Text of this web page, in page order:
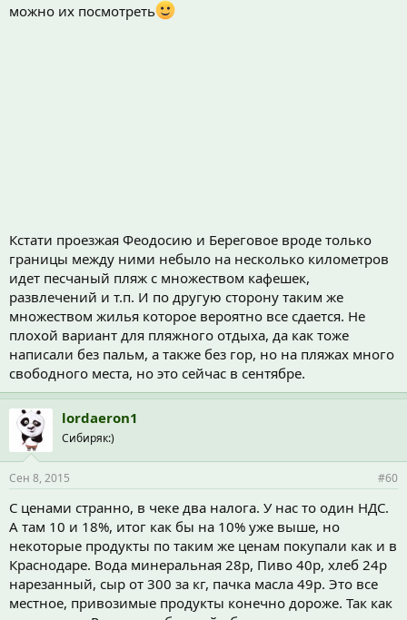
можно их посмотреть
Кстати проезжая Феодосию и Береговое вроде только
границы между ними небыло на несколько километров
идет песчаный пляж с множеством кафешек,
развлечений и т.п. И по другую сторону таким же
множеством жилья которое вероятно все сдается. Не
плохой вариант для пляжного отдыха, да как тоже
написали без пальм, а также без гор, но на пляжах много
свободного места, но это сейчас в сентябре.
lordaeron1
Сибиряк:)
Сен 8, 2015 #60
С ценами странно, в чеке два налога. У нас то один НДС.
А там 10 и 18%, итог как бы на 10% уже выше, но
некоторые продукты по таким же ценам покупали как и в
Краснодаре. Вода минеральная 28р, Пиво 40р, хлеб 24р
нарезанный, сыр от 300 за кг, пачка масла 49р. Это все
местное, привозимые продукты конечно дороже. Так как